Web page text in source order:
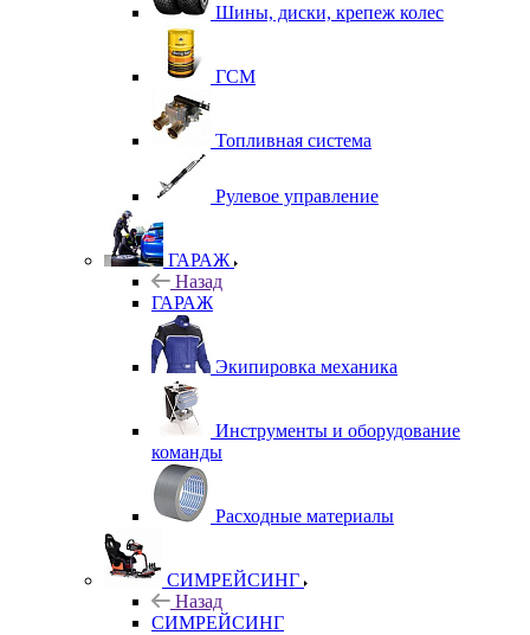
Шины, диски, крепеж колес
ГСМ
Топливная система
Рулевое управление
ГАРАЖ
Назад
ГАРАЖ
Экипировка механика
Инструменты и оборудование
команды
Расходные материалы
СИМРЕЙСИНГ
Назад
СИМРЕЙСИНГ